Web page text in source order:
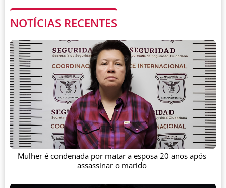
NOTÍCIAS RECENTES
Mulher é condenada por matar a esposa 20 anos após
assassinar o marido